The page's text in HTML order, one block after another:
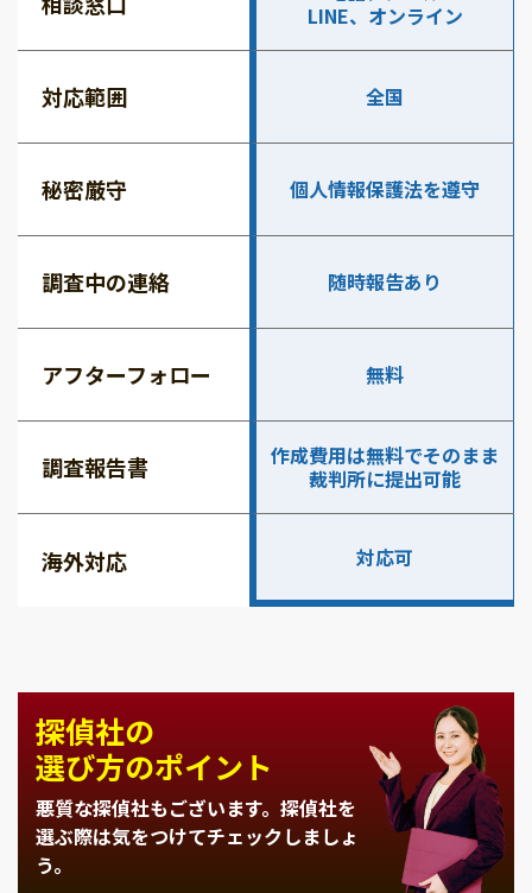
LINE、オンライン
対応範囲 全国
秘密厳守 個人情報保護法を遵守
調査中の連絡 随時報告あり
アフターフォロー 無料
調査報告書
作成費用は無料でそのまま
裁判所に提出可能
海外対応 対応可
探偵社の
選び方のポイント
悪質な探偵社もございます。 探偵社を
選ぶ際は気をつけてチェックしましょ
う。